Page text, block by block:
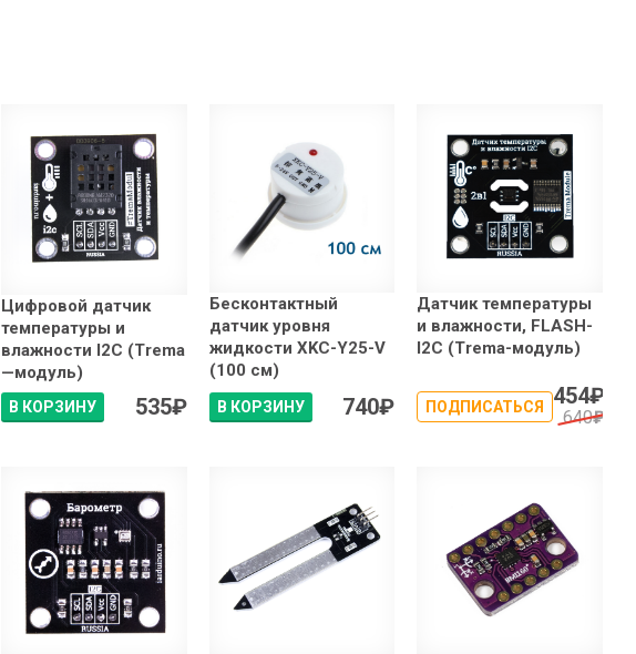
Цифровой датчик
температуры и
влажности I2C (Trema
—модуль)
В КОРЗИНУ 535₽
Бесконтактный
датчик уровня
жидкости XKC-Y25-V
(100 см)
В КОРЗИНУ 740₽
Датчик температуры
и влажности, FLASH-
I2C (Trema-модуль)
ПОДПИСАТЬСЯ 454₽
640₽